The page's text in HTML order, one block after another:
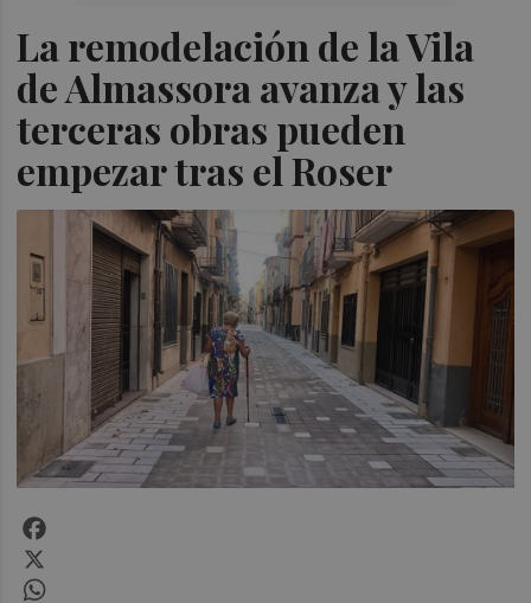
La remodelación de la Vila
de Almassora avanza y las
terceras obras pueden
empezar tras el Roser